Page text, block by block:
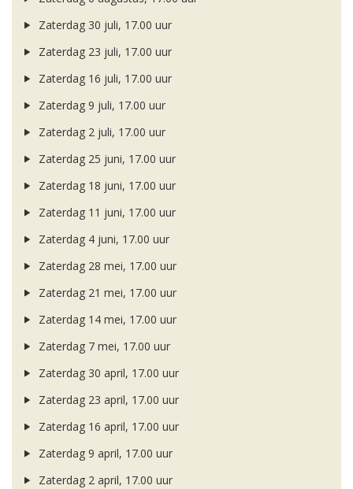
Zaterdag 30 juli, 17.00 uur
Zaterdag 23 juli, 17.00 uur
Zaterdag 16 juli, 17.00 uur
Zaterdag 9 juli, 17.00 uur
Zaterdag 2 juli, 17.00 uur
Zaterdag 25 juni, 17.00 uur
Zaterdag 18 juni, 17.00 uur
Zaterdag 11 juni, 17.00 uur
Zaterdag 4 juni, 17.00 uur
Zaterdag 28 mei, 17.00 uur
Zaterdag 21 mei, 17.00 uur
Zaterdag 14 mei, 17.00 uur
Zaterdag 7 mei, 17.00 uur
Zaterdag 30 april, 17.00 uur
Zaterdag 23 april, 17.00 uur
Zaterdag 16 april, 17.00 uur
Zaterdag 9 april, 17.00 uur
Zaterdag 2 april, 17.00 uur